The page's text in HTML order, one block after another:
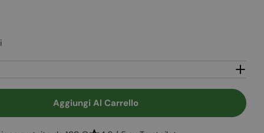
Asta Di Prolunga Cocoon Aeris Nera - 500 Mm
Per Asta Di Prolunga Cocoon Aeris Nera -
Aggiungi Al Carrello